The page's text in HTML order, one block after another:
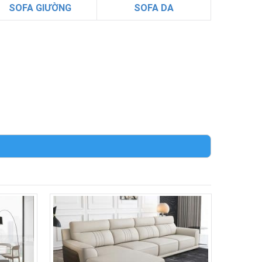
SOFA GIƯỜNG SOFA DA